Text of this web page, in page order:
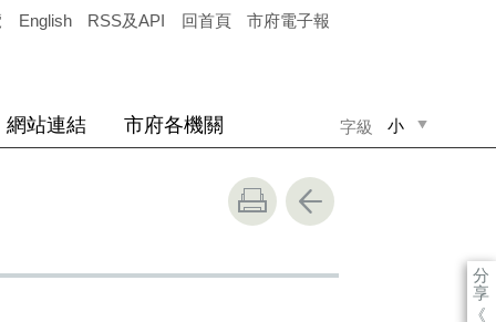
English RSS及API 回首頁 市府電子報
字級 小
網站連結 市府各機關
分
享
《